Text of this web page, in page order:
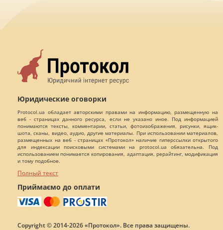
Юридические оговорки
Protocol.ua обладает авторскими правами на информацию, размещенную на
веб - страницах данного ресурса, если не указано иное. Под информацией
понимаются тексты, комментарии, статьи, фотоизображения, рисунки, ящик-
шота, сканы, видео, аудио, другие материалы. При использовании материалов,
размещенных на веб - страницах «Протокол» наличие гиперссылки открытого
для индексации поисковыми системами на protocol.ua обязательна. Под
использованием понимается копирования, адаптация, рерайтинг, модификация
и тому подобное.
Полный текст
Приймаємо до оплати
Copyright © 2014-2026 «Протокол». Все права защищены.